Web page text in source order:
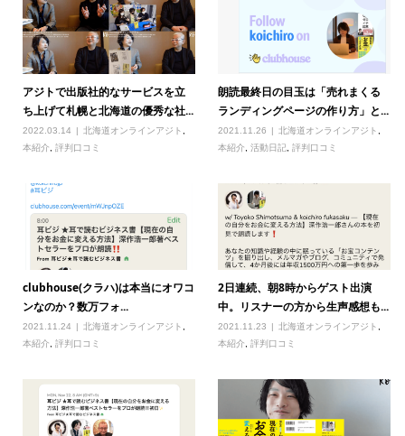
アジトで出版社的なサービスを立
ち上げて札幌と北海道の優秀な社...
2022.03.14 北海道オンラインアジト ,
本紹介, 評判口コミ
朗読最終日の目玉は「売れまくる
ランディングページの作り方」と...
2021.11.26 北海道オンラインアジト ,
本紹介,活動日記,評判口コミ
clubhouse(クラハ)は本当にオワコ
ンなのか？数万フォ...
2021.11.24 北海道オンラインアジト
本紹介
評判口コミ
2日連続、朝8時からゲスト出演
中。リスナーの方から生声感想も...
2021.11.23 北海道オンラインアジト
本紹介
,評判口コミ